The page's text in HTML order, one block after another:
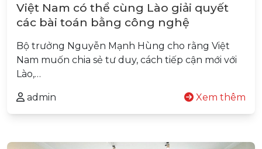
Việt Nam có thể cùng Lào giải quyết
các bài toán bằng công nghệ
Bộ trưởng Nguyễn Mạnh Hùng cho rằng Việt
Nam muốn chia sẻ tư duy, cách tiếp cận mới với
Lào,…
admin Xem thêm